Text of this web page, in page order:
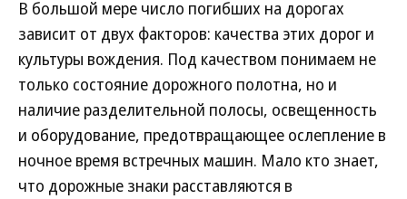
В большой мере число погибших на дорогах
зависит от двух факторов: качества этих дорог и
культуры вождения. Под качеством понимаем не
только состояние дорожного полотна, но и
наличие разделительной полосы, освещенность
и оборудование, предотвращающее ослепление в
ночное время встречных машин. Мало кто знает,
что дорожные знаки расставляются в